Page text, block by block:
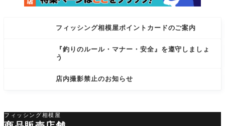
フィッシング相模屋ポイントカードのご案内
『釣りのルール・マナー・安全』を遵守しましょ
う
店内撮影禁止のお知らせ
フィッシング相模屋